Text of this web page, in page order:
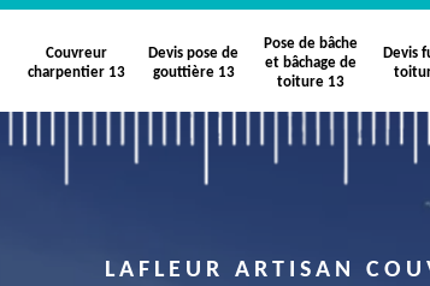
Couvreur
charpentier 13
Devis pose de
gouttière 13
Pose de bâche
et bâchage de
toiture 13
Devis
LAFLEUR ARTISAN